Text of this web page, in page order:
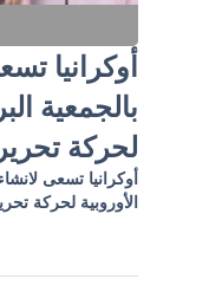
أوكرانيا
بالجمعية
لحركة
أوكرانيا تسعى
الأوروبية لحركة